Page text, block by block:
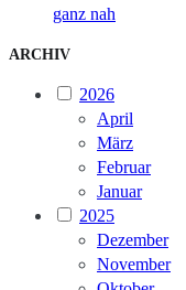
ganz nah
ARCHIV
2026
April
März
Februar
Januar
2025
Dezember
November